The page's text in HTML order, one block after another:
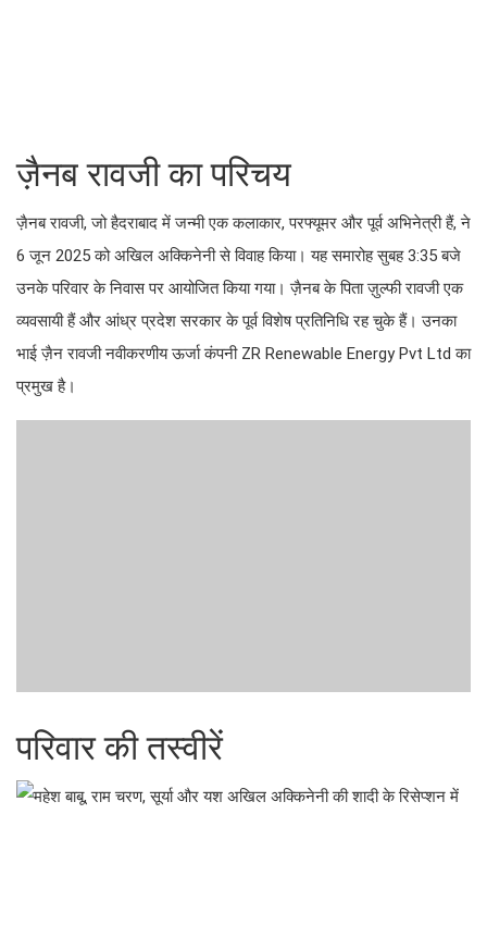
ज़ैनब रावजी का परिचय
ज़ैनब रावजी, जो हैदराबाद में जन्मी एक कलाकार, परफ्यूमर और पूर्व अभिनेत्री हैं, ने
6 जून 2025 को अखिल अक्किनेनी से विवाह किया। यह समारोह सुबह 3:35 बजे
उनके परिवार के निवास पर आयोजित किया गया। ज़ैनब के पिता ज़ुल्फी रावजी एक
व्यवसायी हैं और आंध्र प्रदेश सरकार के पूर्व विशेष प्रतिनिधि रह चुके हैं। उनका
भाई ज़ैन रावजी नवीकरणीय ऊर्जा कंपनी ZR Renewable Energy Pvt Ltd का
प्रमुख है।
परिवार की तस्वीरें